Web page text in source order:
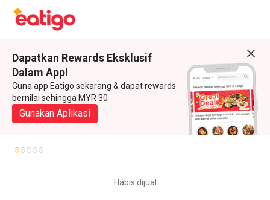
Dapatkan Rewards Eksklusif
Dalam App!
Guna app Eatigo sekarang & dapat rewards
bernilai sehingga MYR 30
Gunakan Aplikasi
Habis dijual